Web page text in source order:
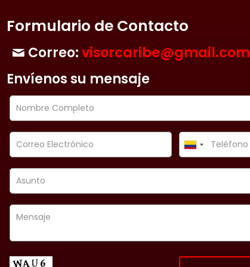
Formulario de Contacto
Correo:visorcaribe@gmail.com
Envíenos su mensaje